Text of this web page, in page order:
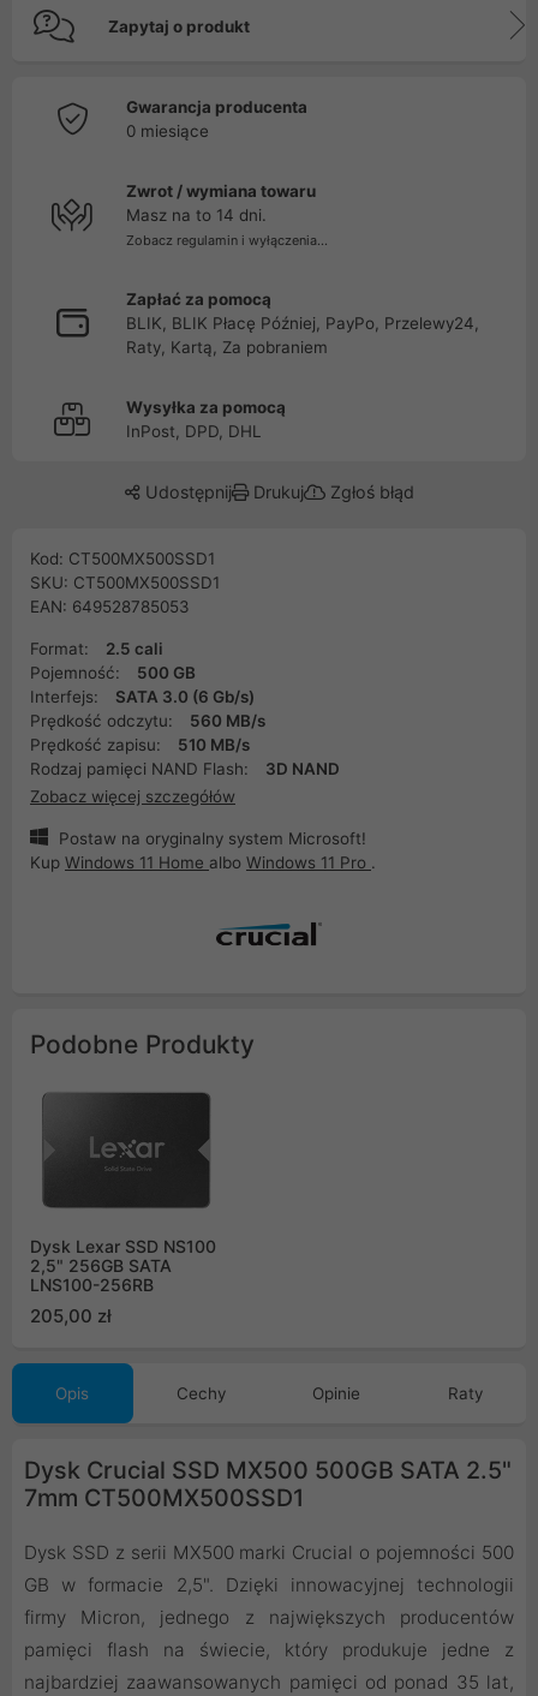
Zapytaj o produkt
Gwarancja producenta
0 miesiące
Zwrot / wymiana towaru
Masz na to 14 dni.
Zobacz regulamin i wyłączenia...
Zapłać za pomocą
BLIK, BLIK Płacę Później, PayPo, Przelewy24,
Raty, Kartą, Za pobraniem
Wysyłka za pomocą
InPost, DPD, DHL
Udostępnij Drukuj Zgłoś błąd
Kod: CT500MX500SSD1
SKU: CT500MX500SSD1
EAN: 649528785053
Format:
2.5 cali
Pojemność:
500 GB
Interfejs:
SATA 3.0 (6 Gb/s)
Prędkość odczytu:
560 MB/s
Prędkość zapisu:
510 MB/s
Rodzaj pamięci NAND Flash:
3D NAND
Zobacz więcej szczegółów
Postaw na oryginalny system Microsoft!
Kup Windows 11 Home albo Windows 11 Pro .
Podobne Produkty
Dysk Lexar SSD NS100
2,5" 256GB SATA
LNS100-256RB
205,00 zł
Opis Cechy Opinie Raty
Dysk Crucial SSD MX500 500GB SATA 2.5"
7mm CT500MX500SSD1
Dysk SSD z serii MX500 marki Crucial o pojemności 500
GB w formacie 2,5". Dzięki innowacyjnej technologii
firmy Micron, jednego z największych producentów
pamięci flash na świecie, który produkuje jedne z
najbardziej zaawansowanych pamięci od ponad 35 lat,